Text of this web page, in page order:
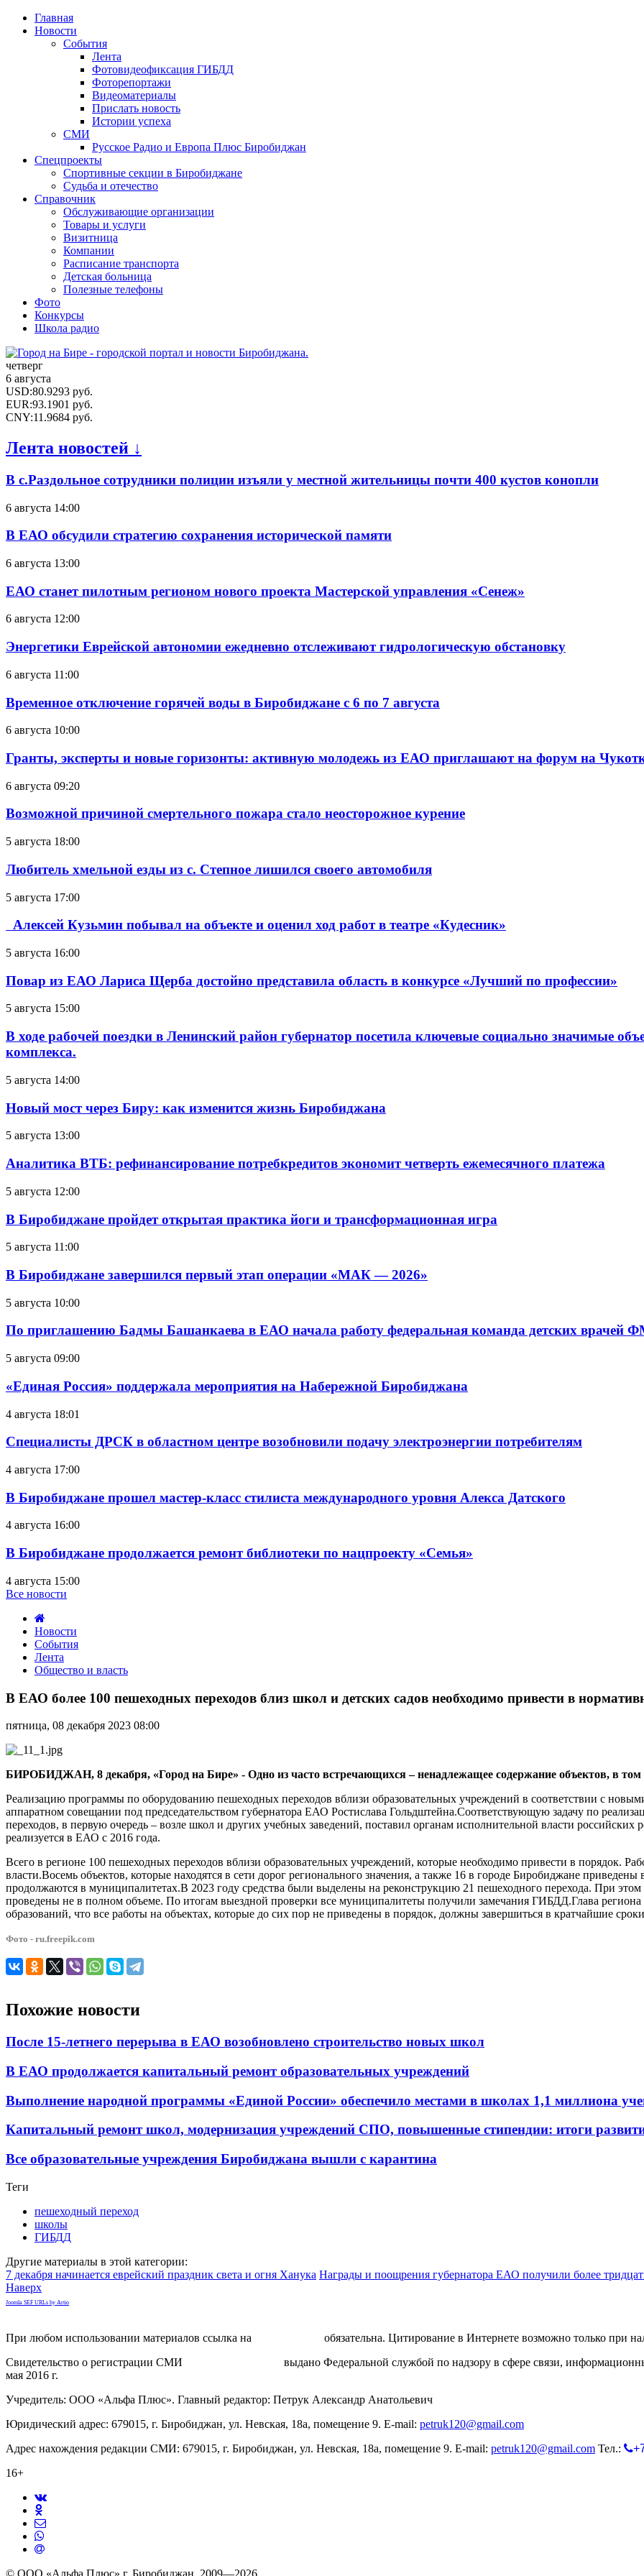
Главная
Новости
События
Лента
Фотовидеофиксация ГИБДД
Фоторепортажи
Видеоматериалы
Прислать новость
Истории успеха
СМИ
Русское Радио и Европа Плюс Биробиджан
Спецпроекты
Спортивные секции в Биробиджане
Судьба и отечество
Справочник
Обслуживающие организации
Товары и услуги
Визитница
Компании
Расписание транспорта
Детская больница
Полезные телефоны
Фото
Конкурсы
Школа радио
четверг
6 августа
USD:80.9293 руб.
EUR:93.1901 руб.
CNY:11.9684 руб.
Лента новостей ↓
В с.Раздольное сотрудники полиции изъяли у местной жительницы почти 400 кустов конопли
6 августа 14:00
В ЕАО обсудили стратегию сохранения исторической памяти
6 августа 13:00
ЕАО станет пилотным регионом нового проекта Мастерской управления «Сенеж»
6 августа 12:00
Энергетики Еврейской автономии ежедневно отслеживают гидрологическую обстановку
6 августа 11:00
Временное отключение горячей воды в Биробиджане с 6 по 7 августа
6 августа 10:00
Гранты, эксперты и новые горизонты: активную молодежь из ЕАО приглашают на форум на
6 августа 09:20
Возможной причиной смертельного пожара стало неосторожное курение
5 августа 18:00
Любитель хмельной езды из с. Степное лишился своего автомобиля
5 августа 17:00
Алексей Кузьмин побывал на объекте и оценил ход работ в театре «Кудесник»
5 августа 16:00
Повар из ЕАО Лариса Щерба достойно представила область в конкурсе «Лучший по профессии»
5 августа 15:00
В ходе рабочей поездки в Ленинский район губернатор посетила ключевые социально значимые
комплекса.
5 августа 14:00
Новый мост через Биру: как изменится жизнь Биробиджана
5 августа 13:00
Аналитика ВТБ: рефинансирование потребкредитов экономит четверть ежемесячного платежа
5 августа 12:00
В Биробиджане пройдет открытая практика йоги и трансформационная игра
5 августа 11:00
В Биробиджане завершился первый этап операции «МАК — 2026»
5 августа 10:00
По приглашению Бадмы Башанкаева в ЕАО начала работу федеральная команда детских врачей
5 августа 09:00
«Единая Россия» поддержала мероприятия на Набережной Биробиджана
4 августа 18:01
Специалисты ДРСК в областном центре возобновили подачу электроэнергии потребителям
4 августа 17:00
В Биробиджане прошел мастер-класс стилиста международного уровня Алекса Датского
4 августа 16:00
В Биробиджане продолжается ремонт библиотеки по нацпроекту «Семья»
4 августа 15:00
Все новости
Новости
События
Лента
Общество и власть
ЕАО
100
пешеходных
переходов
близ
школ
детских
садов
необходимо
привести
нормативное
состояние
В ЕАО более 100 пешеходных переходов близ школ и детских садов необходимо привести в
пятница, 08 декабря 2023 08:00
БИРОБИДЖАН, 8 декабря, «Город на Бире» - Одно из часто встречающихся – ненадлежащее содержание объектов, в том
Реализацию программы по оборудованию пешеходных переходов вблизи образовательных учреждений в соответствии с
аппаратном совещании под председательством губернатора ЕАО Ростислава Гольдштейна.Соответствующую задачу по
переходов, в первую очередь – возле школ и других учебных заведений, поставил органам исполнительной власти
реализуется в ЕАО с 2016 года.
Всего в регионе 100 пешеходных переходов вблизи образовательных учреждений, которые необходимо привести в порядок.
власти.Восемь объектов, которые находятся в сети дорог регионального значения, а также 16 в городе Биробиджане
продолжаются в муниципалитетах.В 2023 году средства были выделены на реконструкцию 21 пешеходного перехода. При
проведены не в полном объеме. По итогам выездной проверки все муниципалитеты получили замечания ГИБДД.Глава
образований, что все работы на объектах, которые до сих пор не приведены в порядок, должны завершиться в кратчайшие
Фото - ru.freepik.com
Похожие новости
После 15-летнего перерыва в ЕАО возобновлено строительство новых школ
В ЕАО продолжается капитальный ремонт образовательных учреждений
Выполнение народной программы «Единой России» обеспечило местами в школах 1,1 миллиона
Капитальный ремонт школ, модернизация учреждений СПО, повышенные стипендии: итоги
Все образовательные учреждения Биробиджана вышли с карантина
Теги
пешеходный переход
школы
ГИБДД
Другие материалы в этой категории:
7 декабря начинается еврейский праздник света и огня Ханука Награды и поощрения губернатора ЕАО получили более
Наверх
Joomla SEF URLs by Artio
При любом использовании материалов ссылка на
обязательна. Цитирование в Интернете возможно только при
Свидетельство о регистрации СМИ
выдано Федеральной службой по надзору в сфере связи,
мая 2016 г.
Учредитель: ООО «Альфа Плюс». Главный редактор: Петрук Александр Анатольевич
Юридический адрес: 679015, г. Биробиджан, ул. Невская, 18а, помещение 9. E-mail: petruk120@gmail.com
Адрес нахождения редакции СМИ: 679015, г. Биробиджан, ул. Невская, 18а, помещение 9. E-mail: petruk120@gmail.com Тел.:
16+
© ООО «Альфа Плюс» г. Биробиджан, 2009—2026